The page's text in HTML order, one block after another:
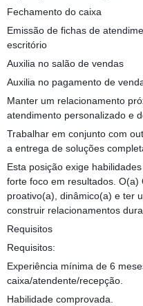
Fechamento do caixa
Emissão de fichas de
escritório
Auxilia no salão de vendas
Auxilia no pagamento de
Manter um relacionamento
atendimento personalizado e
Trabalhar em conjunto com
a entrega de soluções
Esta posição exige
forte foco em resultados.
proativo(a), dinâmico(a) e ter
construir relacionamentos
Requisitos
Requisitos:
Experiência mínima de 6
caixa/atendente/recepção.
Habilidade comprovada.